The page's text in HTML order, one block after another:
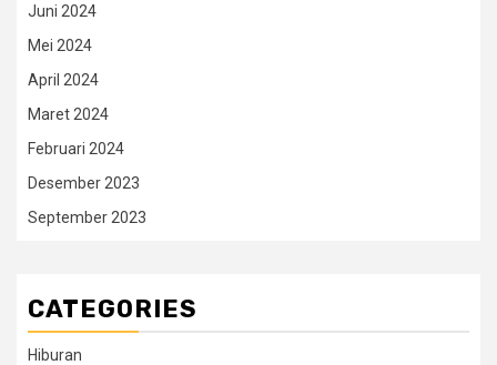
Juni 2024
Mei 2024
April 2024
Maret 2024
Februari 2024
Desember 2023
September 2023
CATEGORIES
Hiburan